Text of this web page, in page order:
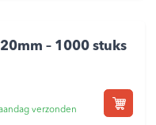
– 1000 stuks
verzonden